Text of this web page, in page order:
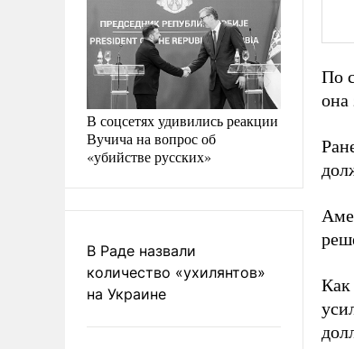
В соцсетях удивились реакции
Вучича на вопрос об
«убийстве русских»
В Раде назвали
количество «ухилянтов»
на Украине
По
она
Как